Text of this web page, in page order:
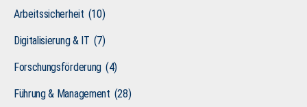
Arbeitssicherheit (10)
Digitalisierung & IT (7)
Forschungsförderung (4)
Führung & Management (28)